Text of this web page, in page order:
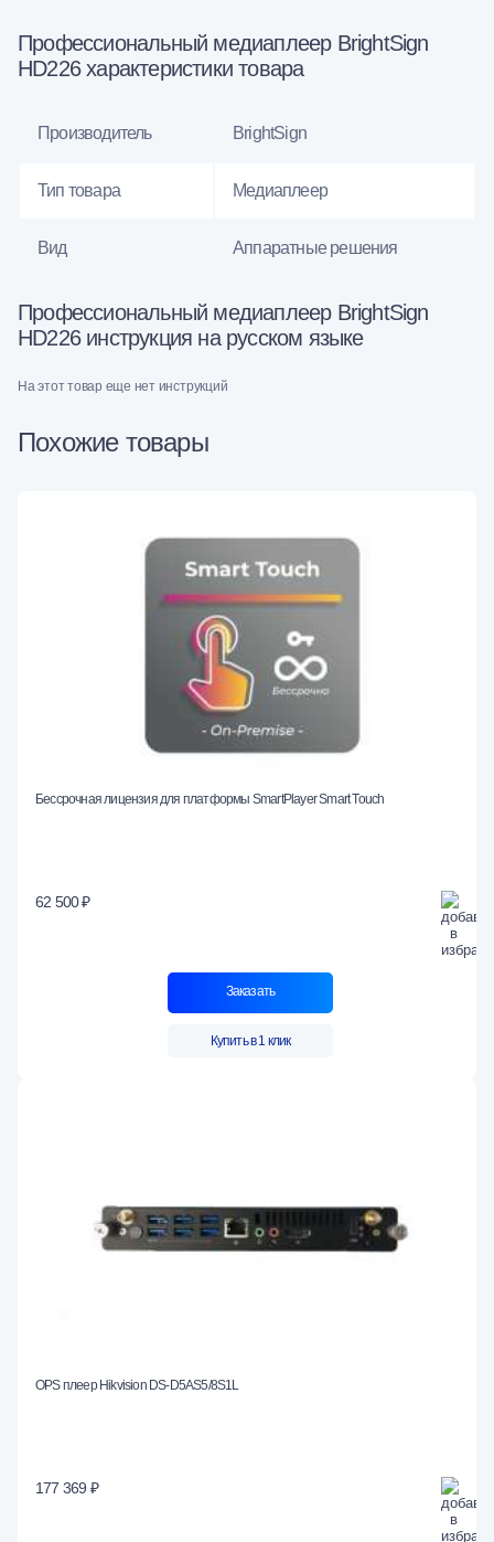
Профессиональный медиаплеер BrightSign
HD226 характеристики товара
Производитель BrightSign
Тип товара Медиаплеер
Вид Аппаратные решения
Профессиональный медиаплеер BrightSign
HD226 инструкция на русском языке
На этот товар еще нет инструкций
Похожие товары
Бессрочная лицензия для платформы SmartPlayer Smart Touch
62 500 ₽
Заказать
Купить в 1 клик
OPS плеер Hikvision DS-D5AS5/8S1L
177 369 ₽